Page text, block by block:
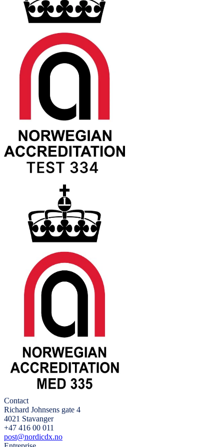
Contact
Richard Johnsens gate 4
4021 Stavanger
+47 416 00 011
post@nordicdx.no